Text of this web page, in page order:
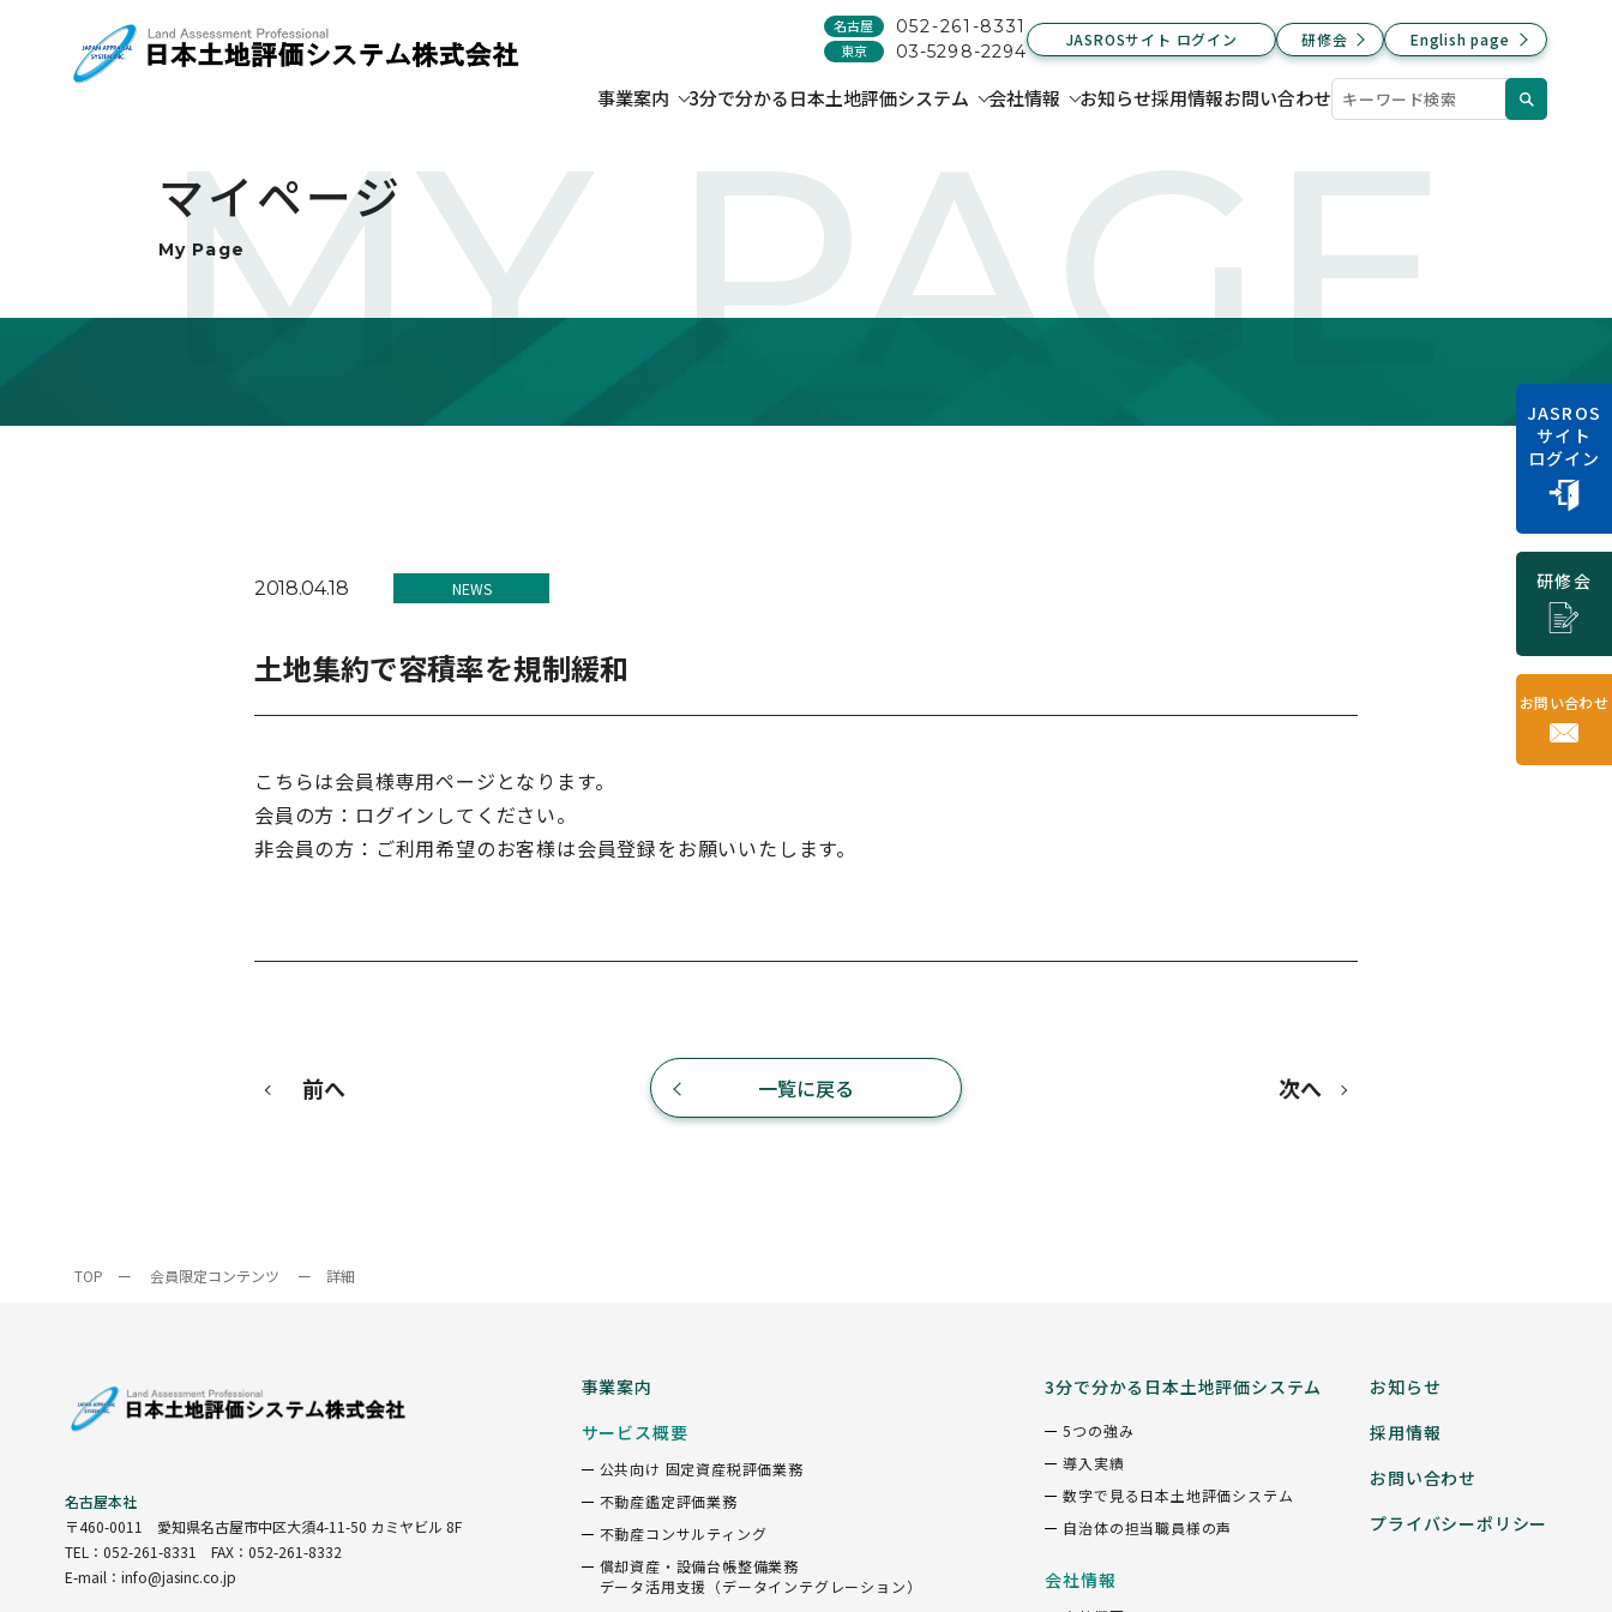
名古屋 052-261-8331
東京 03-5298-2294
JASROSサイト ログイン 研修会 English page
事業案内 3分で分かる日本土地評価システム 会社情報 お知らせ採用情報お問い合わせ
JASROS
サイト
ログイン
研修会
お問い合わせ
MY PAGE
マイページ
My Page
2018.04.18 NEWS
土地集約で容積率を規制緩和
こちらは会員様専用ページとなります。
会員の方：ログインしてください。
非会員の方：ご利用希望のお客様は会員登録をお願いいたします。
前へ 一覧に戻る 次へ
TOP ー 会員限定コンテンツ ー 詳細
名古屋本社
〒460-0011 愛知県名古屋市中区大須4-11-50 カミヤビル 8F
TEL：052-261-8331 FAX：052-261-8332
E-mail：info@jasinc.co.jp
事業案内
サービス概要
公共向け 固定資産税評価業務
不動産鑑定評価業務
不動産コンサルティング
償却資産・設備台帳整備業務
データ活用支援（データインテグレーション）
3分で分かる日本土地評価システム
5つの強み
導入実績
数字で見る日本土地評価システム
自治体の担当職員様の声
会社情報
お知らせ
採用情報
お問い合わせ
プライバシーポリシー